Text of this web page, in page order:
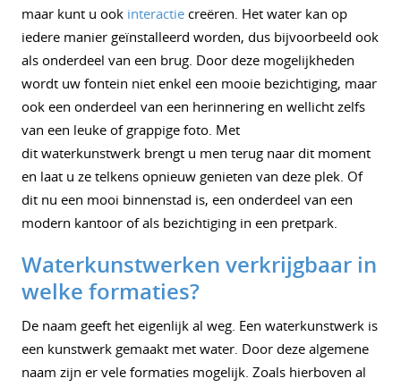
maar kunt u ook interactie creëren. Het water kan op
iedere manier geïnstalleerd worden, dus bijvoorbeeld ook
als onderdeel van een brug. Door deze mogelijkheden
wordt uw fontein niet enkel een mooie bezichtiging, maar
ook een onderdeel van een herinnering en wellicht zelfs
van een leuke of grappige foto. Met
dit waterkunstwerk brengt u men terug naar dit moment
en laat u ze telkens opnieuw genieten van deze plek. Of
dit nu een mooi binnenstad is, een onderdeel van een
modern kantoor of als bezichtiging in een pretpark.
Waterkunstwerken verkrijgbaar in
welke formaties?
De naam geeft het eigenlijk al weg. Een waterkunstwerk is
een kunstwerk gemaakt met water. Door deze algemene
naam zijn er vele formaties mogelijk. Zoals hierboven al